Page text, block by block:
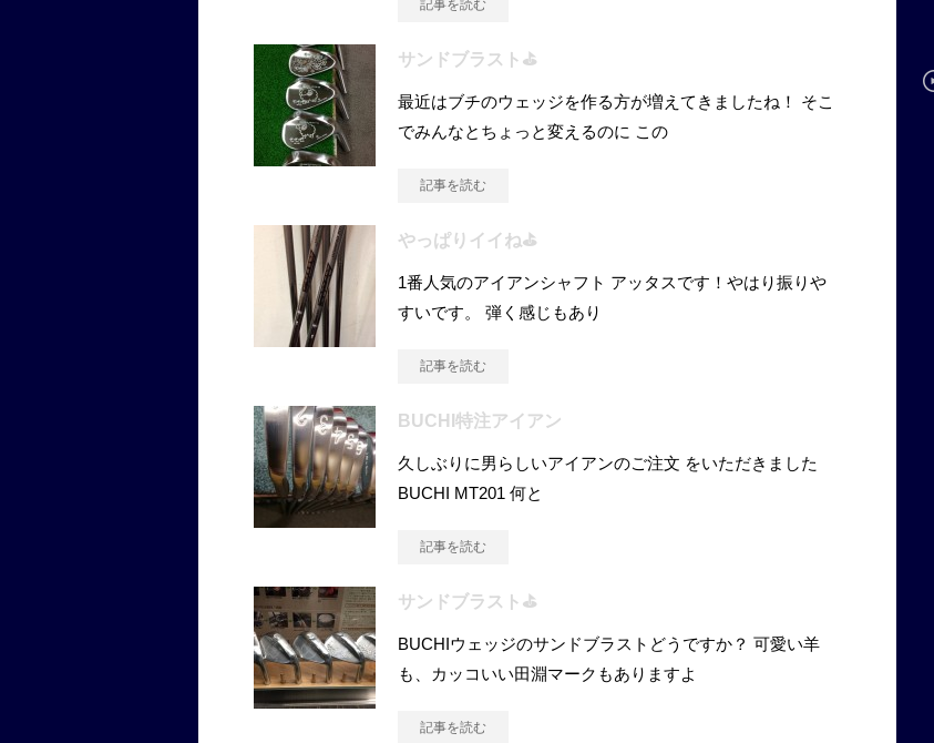
記事を読む
サンドブラスト⛳️
最近はブチのウェッジを作る方が増えてきましたね！ そこ
でみんなとちょっと変えるのに この
記事を読む
やっぱりイイね⛳️
1番人気のアイアンシャフト アッタスです！やはり振りや
すいです。 弾く感じもあり
記事を読む
BUCHI特注アイアン
久しぶりに男らしいアイアンのご注文 をいただきました
BUCHI MT201 何と
記事を読む
サンドブラスト⛳️
BUCHIウェッジのサンドブラストどうですか？ 可愛い羊
も、カッコいい田淵マークもありますよ
記事を読む